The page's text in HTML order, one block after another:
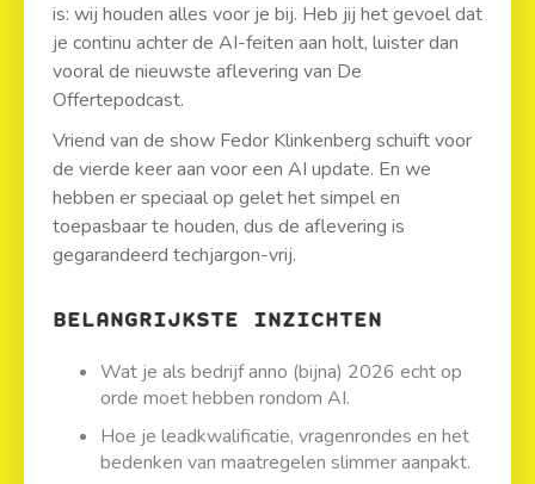
is: wij houden alles voor je bij. Heb jij het gevoel dat
je continu achter de AI-feiten aan holt, luister dan
vooral de nieuwste aflevering van De
Offertepodcast.
Vriend van de show Fedor Klinkenberg schuift voor
de vierde keer aan voor een AI update. En we
hebben er speciaal op gelet het simpel en
toepasbaar te houden, dus de aflevering is
gegarandeerd techjargon-vrij.
BELANGRIJKSTE INZICHTEN
Wat je als bedrijf anno (bijna) 2026 echt op
orde moet hebben rondom AI.
Hoe je leadkwalificatie, vragenrondes en het
bedenken van maatregelen slimmer aanpakt.